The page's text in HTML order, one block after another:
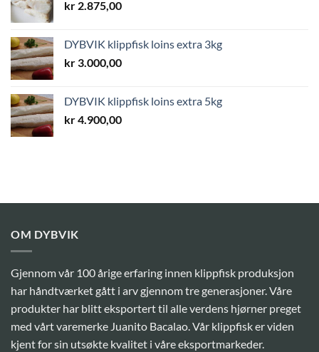
kr 2.875,00
DYBVIK klippfisk loins extra 3kg
kr 3.000,00
DYBVIK klippfisk loins extra 5kg
kr4.900,00
OM DYBVIK
Gjennom vår 100 årige erfaring innen klippfisk produksjon
har håndtværket gått i arv gjennom tre generasjoner. Våre
produkter har blitt eksportert til alle verdens hjørner preget
med vårt varemerke Juanito Bacalao. Vår klippfisk er viden
kjent for sin utsøkte kvalitet i våre eksportmarkeder.